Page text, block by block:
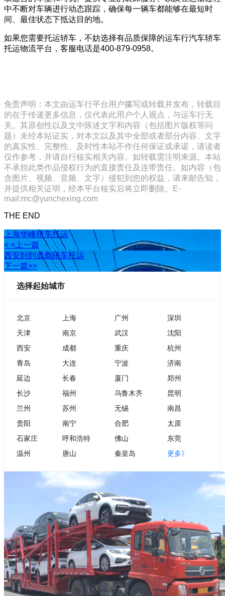
中不断对车辆进行动态跟踪，确保每一辆车都能够在最短时
间、最佳状态下抵达目的地。
如果您需要托运轿车，不妨选择有品质保障的运车行汽车轿车
托运物流平台，客服电话是400-879-0958。
免责声明：本文由运车行平台用户攥写或转载并发布，转载目
的在于传递更多信息，仅代表此用户个人观点，与运车行无
关。其原创性以及文中陈述文字和内容（包括图片版权等问
题）未经本站证实，对本文以及其中全部或者部分内容、文字
的真实性、完整性、及时性本站不作任何保证或承诺，请读者
仅作参考，并请自行核实相关内容。如转载需注明来源。本站
不承担此类作品侵权行为的直接责任及连带责任。如内容（包
含图片、视频、音频、文字）侵犯到您的权益，请来邮告知，
并提供相关证明，经本平台核实后将立即删除。E-
mail:mc@yunchexing.com
THE END
上海华峰轿车托运
< <上一篇
西安到到成都轿车托运
下一篇>>
选择起始城市
北京 上海 广州
深圳
天津
南京 武汉
沈阳
西安
成都 重庆
杭州
青岛
大连 宁波
济南
延边
长春 厦门
郑州
长沙
福州 乌鲁木齐
昆明
兰州
苏州 无锡
南昌
贵阳
南宁 合肥
太原
石家庄
呼和浩特 佛山
东莞
温州
唐山 秦皇岛 更多》